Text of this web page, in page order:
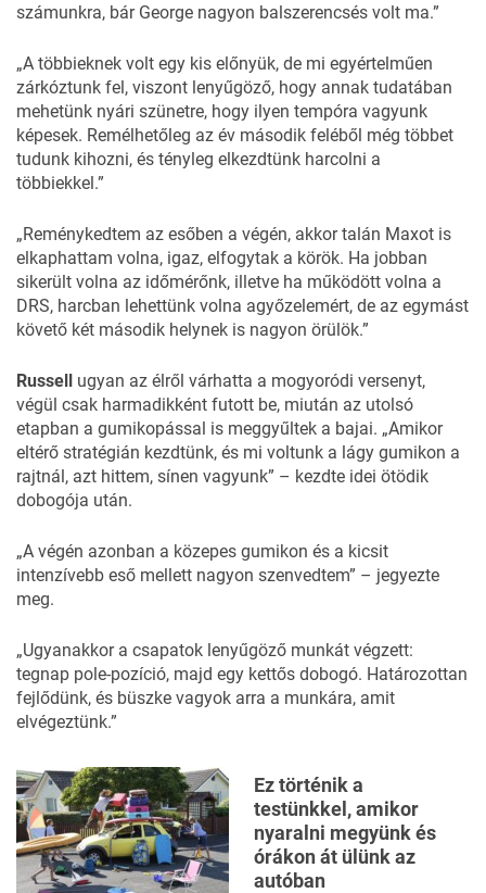
számunkra, bár George nagyon balszerencsés volt ma.”
„A többieknek volt egy kis előnyük, de mi egyértelműen
zárkóztunk fel, viszont lenyűgöző, hogy annak tudatában
mehetünk nyári szünetre, hogy ilyen tempóra vagyunk
képesek. Remélhetőleg az év második feléből még többet
tudunk kihozni, és tényleg elkezdtünk harcolni a
többiekkel.”
„Reménykedtem az esőben a végén, akkor talán Maxot is
elkaphattam volna, igaz, elfogytak a körök. Ha jobban
sikerült volna az időmérőnk, illetve ha működött volna a
DRS, harcban lehettünk volna agyőzelemért, de az egymást
követő két második helynek is nagyon örülök.”
Russell ugyan az élről várhatta a mogyoródi versenyt,
végül csak harmadikként futott be, miután az utolsó
etapban a gumikopással is meggyűltek a bajai. „Amikor
eltérő stratégián kezdtünk, és mi voltunk a lágy gumikon a
rajtnál, azt hittem, sínen vagyunk” – kezdte idei ötödik
dobogója után.
„A végén azonban a közepes gumikon és a kicsit
intenzívebb eső mellett nagyon szenvedtem” – jegyezte
meg.
„Ugyanakkor a csapatok lenyűgöző munkát végzett:
tegnap pole-pozíció, majd egy kettős dobogó. Határozottan
fejlődünk, és büszke vagyok arra a munkára, amit
elvégeztünk.”
Ez történik a
testünkkel, amikor
nyaralni megyünk és
órákon át ülünk az
autóban